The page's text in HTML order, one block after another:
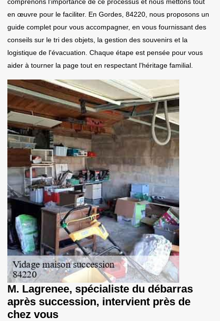
comprenons l'importance de ce processus et nous mettons tout
en œuvre pour le faciliter. En Gordes, 84220, nous proposons un
guide complet pour vous accompagner, en vous fournissant des
conseils sur le tri des objets, la gestion des souvenirs et la
logistique de l'évacuation. Chaque étape est pensée pour vous
aider à tourner la page tout en respectant l'héritage familial.
M. Lagrenee, spécialiste du débarras
après succession, intervient près de
chez vous